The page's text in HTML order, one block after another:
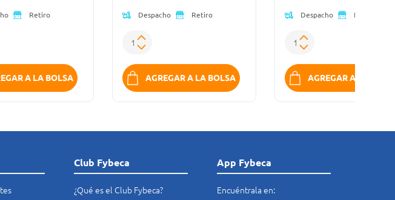
Retiro
A LA BOLSA
Despacho Retiro
AGREGAR A LA BOLSA
Despacho Retiro
AGREGAR A LA
Club Fybeca
¿Qué es el Club Fybeca?
App Fybeca
Encuéntrala en: